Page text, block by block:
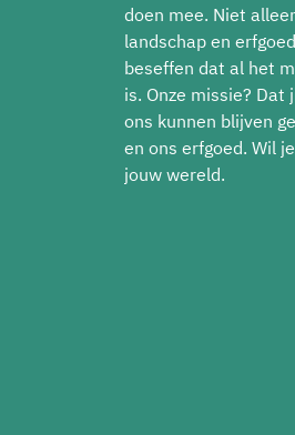
doen mee. Niet
landschap en
beseffen dat al het
is. Onze missie? Dat
ons kunnen blijven
en ons erfgoed. Wil
jouw wereld.